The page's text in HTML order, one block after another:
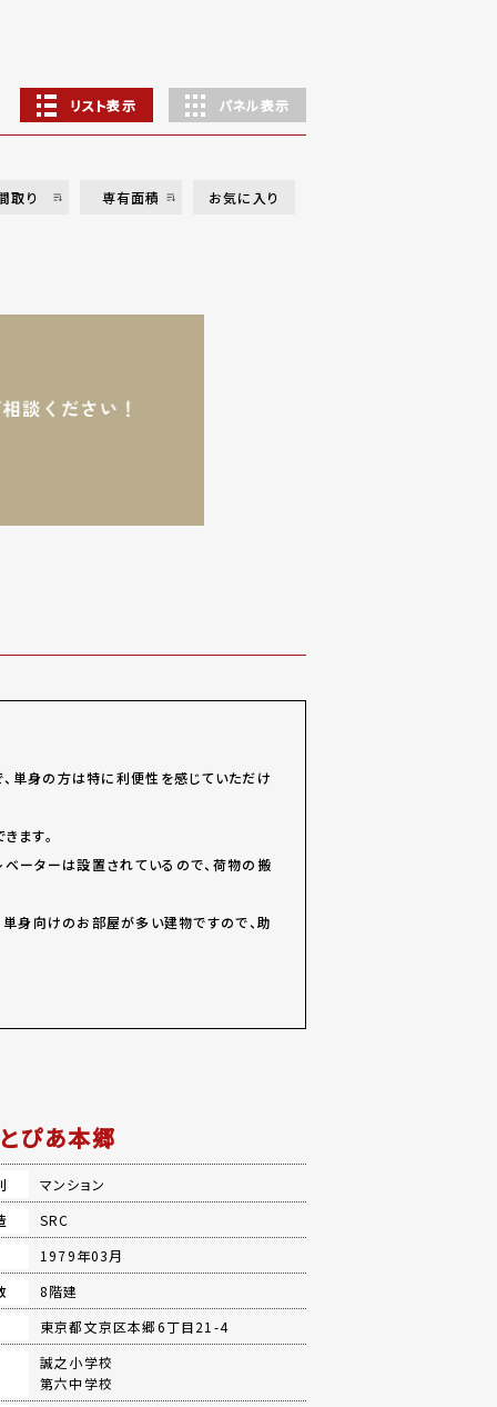
リスト表示 パネル表示
取り 専有面積 お気に入り
単身の方は特に利便性を感じていただけ
ます。
ーターは設置されているので、荷物の搬
身向けのお部屋が多い建物ですので、助
ぴあ本郷
マンション
SRC
1979年03月
8階建
東京都文京区本郷6丁目21-4
誠之小学校
第六中学校